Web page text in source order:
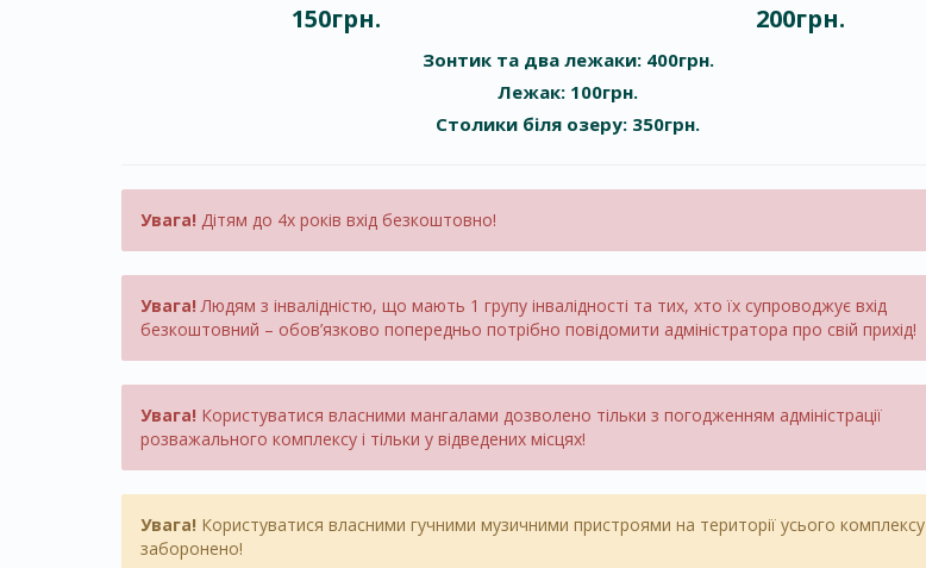
150грн. 200грн.
Зонтик та два лежаки: 400грн.
Лежак: 100грн.
Столики біля озеру: 350грн.
Увага! Дітям до 4х років вхід безкоштовно!
Увага! Людям з інвалідністю, що мають 1 групу інвалідності та тих, хто їх супроводжує вхід
безкоштовний – обов’язково попередньо потрібно повідомити адміністратора про свій прихід!
Увага! Користуватися власними мангалами дозволено тільки з погодженням адміністрації
розважального комплексу і тільки у відведених місцях!
Увага! Користуватися власними гучними музичними пристроями на території усього комплексу
заборонено!